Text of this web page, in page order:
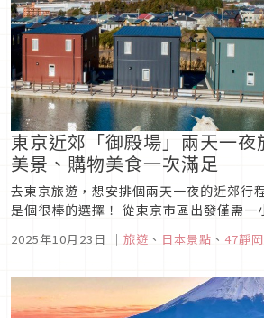
東京近郊「御殿場」兩天一夜
美景、購物美食一次滿足
去東京旅遊，想安排個兩天一夜的近郊行
是個很棒的選擇！ 從東京市區出發僅需一小時半的車程時間，被
還有日本規模最大的OUTLET，以及豐富
由編輯部...
2025年10月23日 ｜ 旅遊 、 日本景點 、 47靜岡